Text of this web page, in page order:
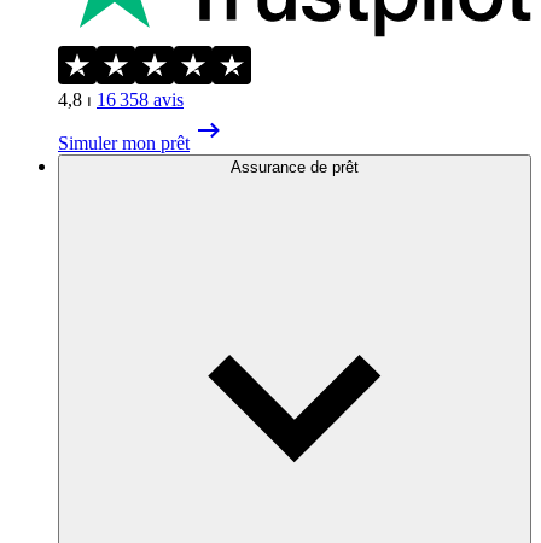
4,8 ⏐ 16 358 avis
Simuler mon prêt
Assurance de prêt